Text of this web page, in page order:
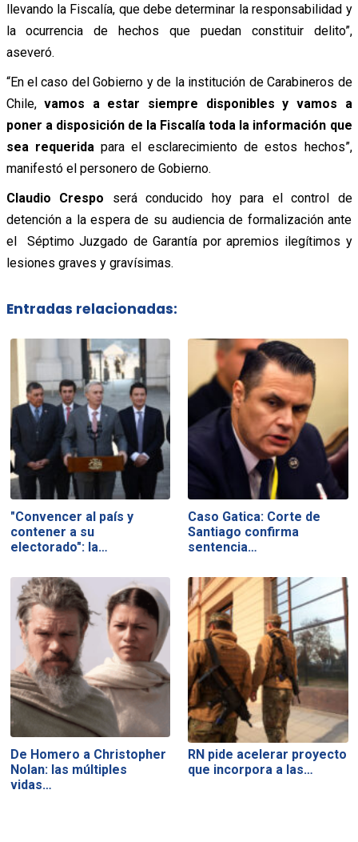
llevando la Fiscalía, que debe determinar la responsabilidad y
la ocurrencia de hechos que puedan constituir delito”,
aseveró.
“En el caso del Gobierno y de la institución de Carabineros de
Chile,vamos a estar siempre disponibles y vamos a
poner a disposición de la Fiscalía toda la información que
sea requeridapara el esclarecimiento de estos hechos”,
manifestó el personero de Gobierno.
Claudio Crespo será conducido hoy para el control de
detención a la espera de su audiencia de formalización ante
el Séptimo Juzgado de Garantía por apremios ilegítimos y
lesiones graves y gravísimas.
Entradas relacionadas:
"Convencer al país y
contener a su
electorado": la…
Caso Gatica: Corte de
Santiago confirma
sentencia…
De Homero a Christopher
Nolan: las múltiples
vidas…
RN pide acelerar proyecto
que incorpora a las…